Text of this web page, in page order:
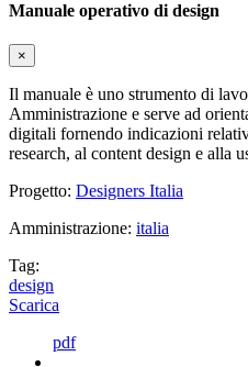
Manuale operativo di design
×
Il manuale è uno strumento di
Amministrazione e serve ad
digitali fornendo indicazioni
research, al content design e alla
Progetto: Designers Italia
Amministrazione: italia
Tag:
design
Scarica
pdf